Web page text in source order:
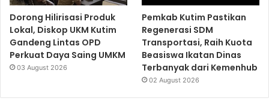
Dorong Hilirisasi Produk
Lokal, Diskop UKM Kutim
Gandeng Lintas OPD
Perkuat Daya Saing UMKM
03 August 2026
Pemkab Kutim Pastikan
Regenerasi SDM
Transportasi, Raih Kuota
Beasiswa Ikatan Dinas
Terbanyak dari Kemenhub
02 August 2026